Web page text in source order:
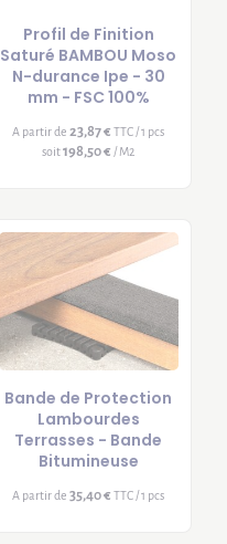
Profil de Finition
Saturé BAMBOU Moso
N-durance Ipe - 30
mm - FSC 100%
A partir de23,87 € TTC / 1 pcs
soit198,50 € / M2
Bande de Protection
Lambourdes
Terrasses - Bande
Bitumineuse
A partir de35,40 € TTC / 1 pcs